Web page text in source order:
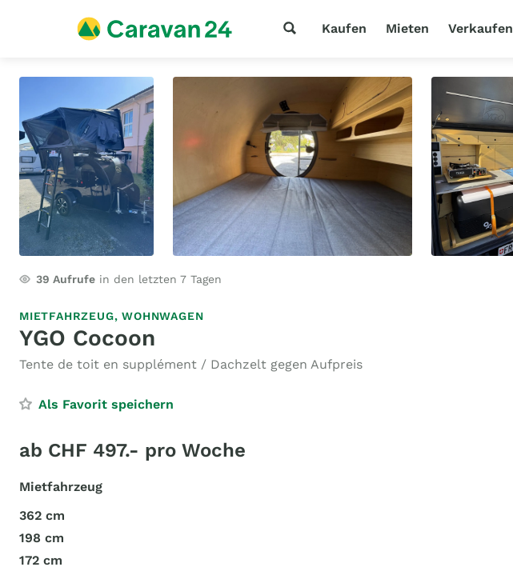
Kaufen Mieten Verkaufen
39 Aufrufe in den letzten 7 Tagen
MIETFAHRZEUG,WOHNWAGEN
YGO Cocoon
Tente de toit en supplément / Dachzelt gegen Aufpreis
Als Favorit speichern
ab CHF 497.- pro Woche
Mietfahrzeug
362 cm
198 cm
172 cm